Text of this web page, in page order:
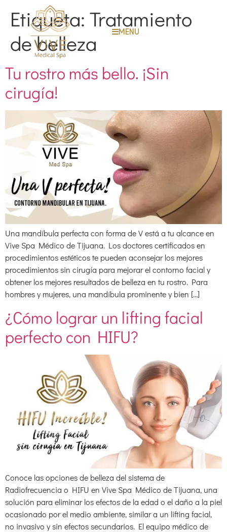
MENU
Etiqueta: Tratamiento
de belleza
Tu rostro más bello. ¡Sin
cirugía!
Una mandíbula perfecta con forma de V está a tu alcance en
Vive Spa Médico de Tijuana. Los doctores certificados en
procedimientos estéticos te pueden aconsejar los mejores
procedimientos sin cirugía para mejorar el contorno facial y
obtener los mejores resultados de belleza en tu rostro. Para
hombres y mujeres, una mandíbula prominente y bien […]
¿Cómo lograr un lifting facial
perfecto con HIFU?
Conoce las opciones de belleza del sistema de
Radiofrecuencia o HIFU en Vive Spa Médico de Tijuana, una
solución para eliminar los efectos de la edad o el daño a la piel
ocasionado por el medio ambiente, similar a un lifting facial,
no invasivo y sin efectos secundarios. El equipo médico de